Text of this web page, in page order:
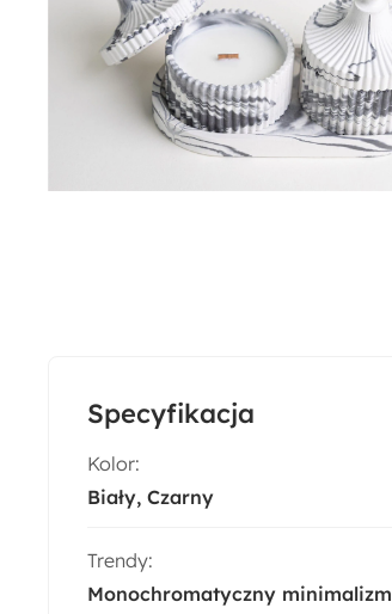
Specyfikacja
Kolor:
Biały Czarny
Trendy:
Monochromatyczny minimalizm